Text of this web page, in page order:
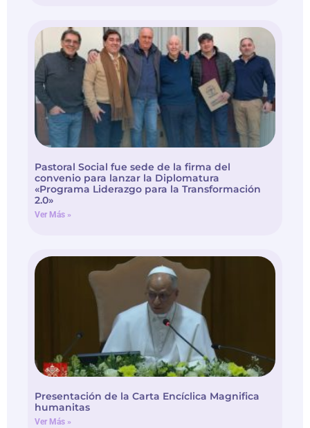
Pastoral Social fue sede de la firma del
convenio para lanzar la Diplomatura
«Programa Liderazgo para la Transformación
2.0»
Ver Más »
Presentación de la Carta Encíclica Magnifica
humanitas
Ver Más »